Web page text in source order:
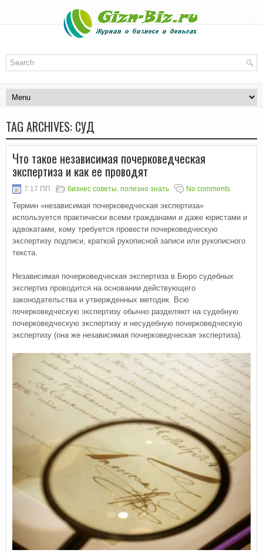
TAG ARCHIVES: СУД
Что такое независимая почерковедческая
экспертиза и как ее проводят
7:17 ПП бизнес советы, полезно знать No comments
Термин «независимая почерковедческая экспертиза»
используется практически всеми гражданами и даже юристами и
адвокатами, кому требуется провести почерковедческую
экспертизу подписи, краткой рукописной записи или рукописного
текста.
Независимая почерковедческая экспертиза в Бюро судебных
экспертиз проводится на основании действующего
законодательства и утвержденных методик. Всю
почерковедческую экспертизу обычно разделяют на судебную
почерковедческую экспертизу и несудебную почерковедческую
экспертизу (она же независимая почерковедческая экспертиза).